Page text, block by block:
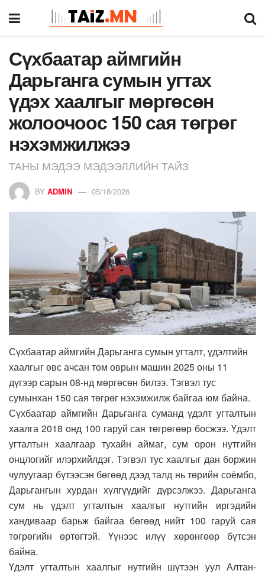
Сүхбаатар аймгийн
Дарьганга сумын угтах
үдэх хаалгыг мөргөсөн
жолоочоос 150 сая төгрөг
нэхэмжилжээ
ТАНЫ МЭДЭЭ МЭДЭЭЛЛИЙН ТАЙЗ
BY ADMIN 05/18/2026
Сүхбаатар аймгийн Дарьганга сумын угталт, үдэлтийн
хаалгыг өвс ачсан том оврын машин 2025 оны 11
дүгээр сарын 08-нд мөргөсөн билээ. Тэгвэл тус
сумынхан 150 сая төгрөг нэхэмжилж байгаа юм байна.
Сүхбаатар аймгийн Дарьганга суманд үдэлт угталтын
хаалга 2018 онд 100 гаруй сая төгрөгөөр босжээ. Үдэлт
угталтын хаалгаар тухайн аймаг, сум орон нутгийн
онцлогийг илэрхийлдэг. Тэгвэл тус хаалгыг дан боржин
чулуугаар бүтээсэн бөгөөд дээд талд нь төрийн соёмбо,
Дарьгангын хурдан хүлгүүдийг дүрсэлжээ. Дарьганга
сум нь үдэлт угталтын хаалгыг нутгийн иргэдийн
хандиваар барьж байгаа бөгөөд нийт 100 гаруй сая
төгрөгийн өртөгтэй. Үүнээс илүү хөрөнгөөр бүтсэн
байна.
Үдэлт угталтын хаалгыг нутгийн шүтээн уул Алтан-